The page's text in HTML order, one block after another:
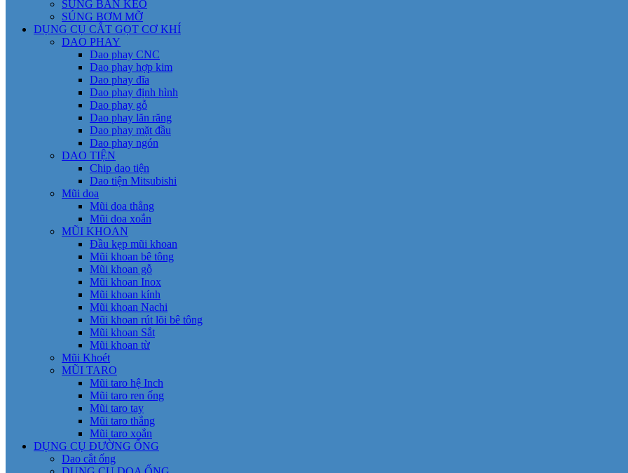
SÚNG BẮN KEO
SÚNG BƠM MỠ
DỤNG CỤ CẮT GỌT CƠ KHÍ
DAO PHAY
Dao phay CNC
Dao phay hợp kim
Dao phay đĩa
Dao phay định hình
Dao phay gỗ
Dao phay lăn răng
Dao phay mặt đầu
Dao phay ngón
DAO TIỆN
Chip dao tiện
Dao tiện Mitsubishi
Mũi doa
Mũi doa thẳng
Mũi doa xoắn
MŨI KHOAN
Đầu kẹp mũi khoan
Mũi khoan bê tông
Mũi khoan gỗ
Mũi khoan Inox
Mũi khoan kính
Mũi khoan Nachi
Mũi khoan rút lõi bê tông
Mũi khoan Sắt
Mũi khoan từ
Mũi Khoét
MŨI TARO
Mũi taro hệ Inch
Mũi taro ren ống
Mũi taro tay
Mũi taro thẳng
Mũi taro xoắn
DỤNG CỤ ĐƯỜNG ỐNG
Dao cắt ống